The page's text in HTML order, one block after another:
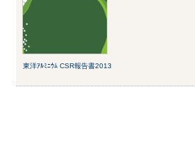
東洋ｱﾙﾐﾆｳﾑ CSR報告書2013